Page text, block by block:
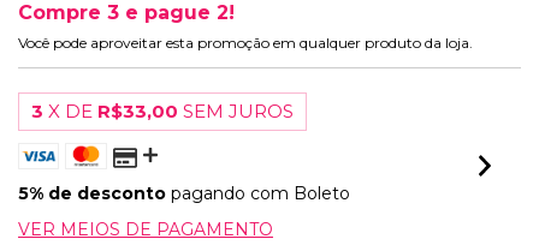
Compre 3 e pague 2!
Você pode aproveitar esta promoção em qualquer produto da loja.
3 X DE R$33,00 SEM JUROS
5% de desconto pagando com Boleto
VER MEIOS DE PAGAMENTO